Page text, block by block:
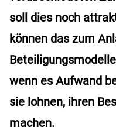
soll dies noch
können das zum
wenn es Aufwand
sie lohnen, ihren
machen.